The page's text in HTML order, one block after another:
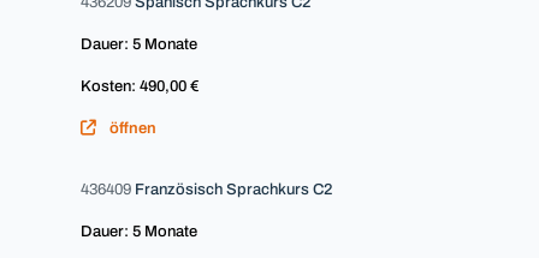
Dauer: 5 Monate
Kosten: 490,00 €
öffnen
436409 Französisch Sprachkurs C2
Dauer: 5 Monate